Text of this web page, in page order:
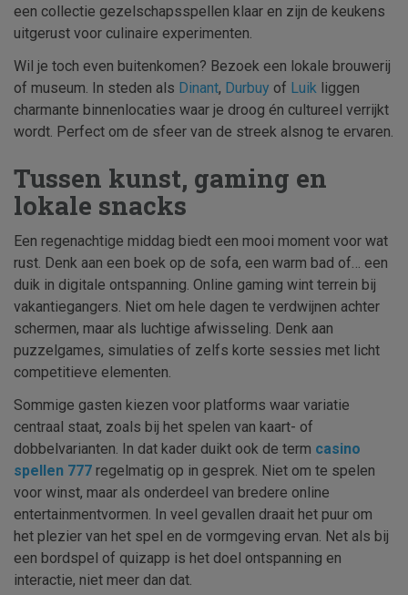
een collectie gezelschapsspellen klaar en zijn de keukens
uitgerust voor culinaire experimenten.
Wil je toch even buitenkomen? Bezoek een lokale brouwerij
of museum. In steden als Dinant, Durbuy of Luik liggen
charmante binnenlocaties waar je droog én cultureel verrijkt
wordt. Perfect om de sfeer van de streek alsnog te ervaren.
Tussen kunst, gaming en
lokale snacks
Een regenachtige middag biedt een mooi moment voor wat
rust. Denk aan een boek op de sofa, een warm bad of… een
duik in digitale ontspanning. Online gaming wint terrein bij
vakantiegangers. Niet om hele dagen te verdwijnen achter
schermen, maar als luchtige afwisseling. Denk aan
puzzelgames, simulaties of zelfs korte sessies met licht
competitieve elementen.
Sommige gasten kiezen voor platforms waar variatie
centraal staat, zoals bij het spelen van kaart- of
dobbelvarianten. In dat kader duikt ook de term casino
spellen 777 regelmatig op in gesprek. Niet om te spelen
voor winst, maar als onderdeel van bredere online
entertainmentvormen. In veel gevallen draait het puur om
het plezier van het spel en de vormgeving ervan. Net als bij
een bordspel of quizapp is het doel ontspanning en
interactie, niet meer dan dat.